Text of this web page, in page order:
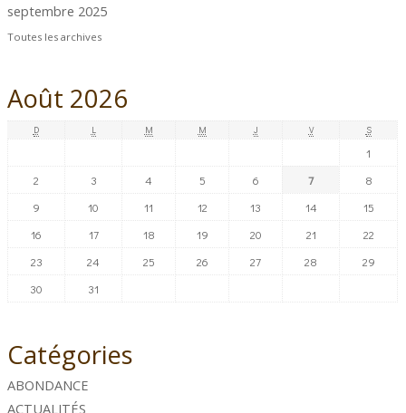
septembre 2025
Toutes les archives
Août 2026
D L M M J V S
1
2
3 4 5 6 7
8
9
10 11 12 13 14
15
16
17 18 19 20 21
22
23
24 25 26 27 28
29
30
31
Catégories
ABONDANCE
ACTUALITÉS